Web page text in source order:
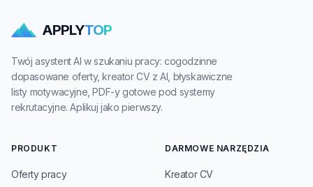
APPLYTOP
Twój asystent AI w szukaniu pracy: cogodzinne
dopasowane oferty, kreator CV z AI, błyskawiczne
listy motywacyjne, PDF-y gotowe pod systemy
rekrutacyjne. Aplikuj jako pierwszy.
PRODUKT
Oferty pracy
DARMOWE NARZĘDZIA
Kreator CV